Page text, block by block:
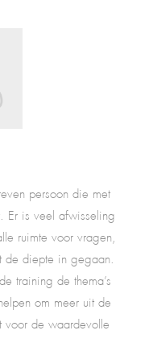
persoon die met
Er is veel afwisseling
ruimte voor vragen,
de diepte in gegaan.
training de thema’s
om meer uit de
voor de waardevolle